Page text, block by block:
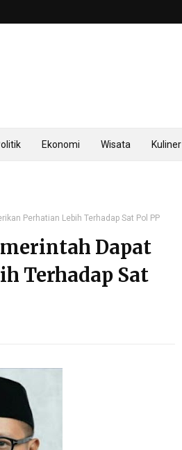
Ekonomi Wisata Kuliner
Perhatian Lebih Terhadap Sat Pol PP
Dapat
Terhadap Sat